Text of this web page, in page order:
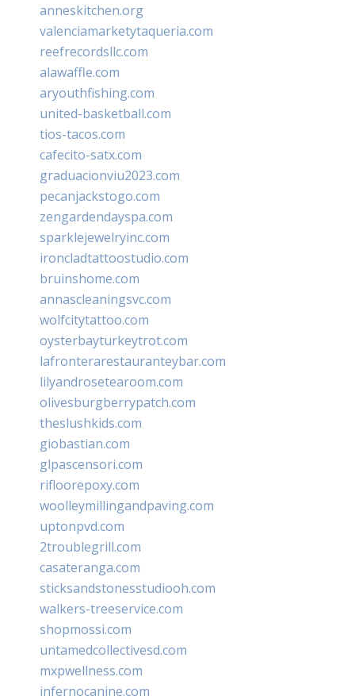
anneskitchen.org
valenciamarketytaqueria.com
reefrecordsllc.com
alawaffle.com
aryouthfishing.com
united-basketball.com
tios-tacos.com
cafecito-satx.com
graduacionviu2023.com
pecanjackstogo.com
zengardendayspa.com
sparklejewelryinc.com
ironcladtattoostudio.com
bruinshome.com
annascleaningsvc.com
wolfcitytattoo.com
oysterbayturkeytrot.com
lafronterarestauranteybar.com
lilyandrosetearoom.com
olivesburgberrypatch.com
theslushkids.com
giobastian.com
glpascensori.com
rifloorepoxy.com
woolleymillingandpaving.com
uptonpvd.com
2troublegrill.com
casateranga.com
sticksandstonesstudiooh.com
walkers-treeservice.com
shopmossi.com
untamedcollectivesd.com
mxpwellness.com
infernocanine.com